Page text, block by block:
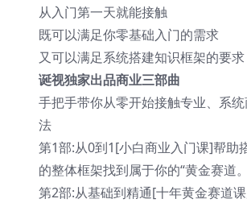
从入门第一天就能接触
既可以满足你零基础入门的需求
又可以满足系统搭建知识框架的要求
诞视独家出品商业三部曲
手把手带你从零开始接触专业、系
法
第1部:从0到1[小白商业入门课]帮助
的整体框架找到属于你的“黄金赛道。
第2部:从基础到精通[十年黄金赛道